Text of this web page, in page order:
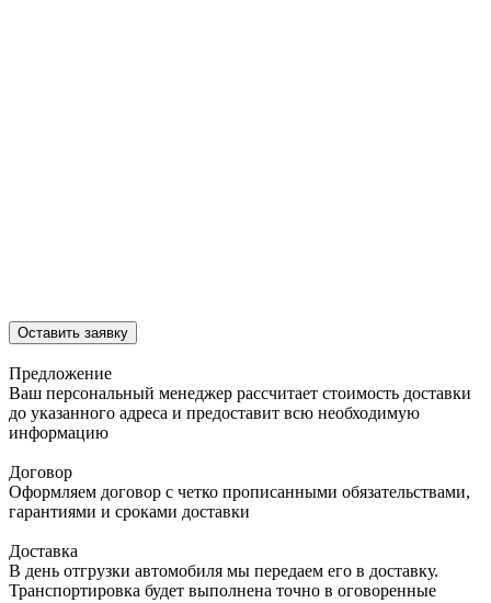
Оставить заявку
Предложение
Ваш персональный менеджер рассчитает стоимость доставки
до указанного адреса и предоставит всю необходимую
информацию
Договор
Оформляем договор с четко прописанными обязательствами,
гарантиями и сроками доставки
Доставка
В день отгрузки автомобиля мы передаем его в доставку.
Транспортировка будет выполнена точно в оговоренные